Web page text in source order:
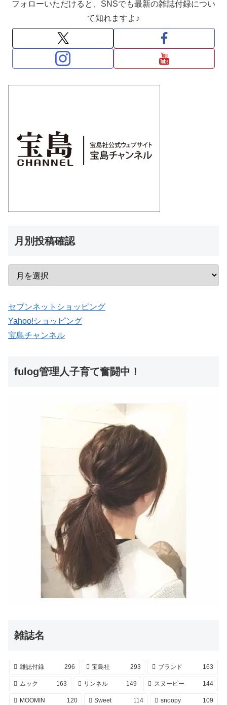
フォローいただけると、SNSでも最新の雑誌付録につい
て知れますよ♪
月別投稿確認
セブンネットショッピング
Yahoo!ショッピング
宝島チャンネル
fulog管理人子育て奮闘中！
雑誌名
雑誌付録 296 宝島社 293 ブランド 163
ムック 163 リンネル 149 スヌーピー 144
MOOMIN 120 Sweet 114 snoopy 109